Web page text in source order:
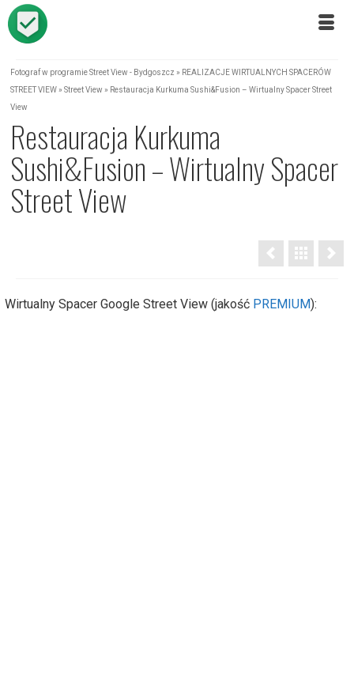
Fotograf w programie Street View - Bydgoszcz » REALIZACJE WIRTUALNYCH SPACERÓW
STREET VIEW» Street View » Restauracja Kurkuma Sushi&Fusion – Wirtualny Spacer Street
View
Restauracja Kurkuma
Sushi&Fusion – Wirtualny Spacer
Street View
Wirtualny Spacer Google Street View (jakość PREMIUM):